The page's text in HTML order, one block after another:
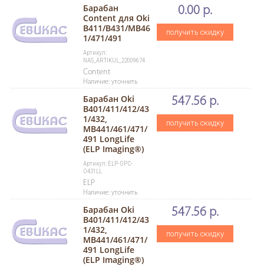
Барабан
Content для Oki
B411/B431/MB46
1/471/491
Артикул:
NAS_ARTIKUL_22009674
Content
Наличие: уточнить
0.00 р.
получить скидку
Барабан Oki
B401/411/412/43
1/432,
MB441/461/471/
491 LongLife
(ELP Imaging®)
Артикул: ELP-OPC-
O431LL
ELP
Наличие: уточнить
547.56 р.
получить скидку
Барабан Oki
B401/411/412/43
1/432,
MB441/461/471/
491 LongLife
(ELP Imaging®)
547.56 р.
получить скидку